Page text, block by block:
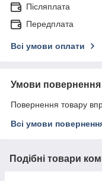
Післяплата
Передплата
Всі умови оплати
Умови повернення
Повернення товару
Всі умови
Подібні товари